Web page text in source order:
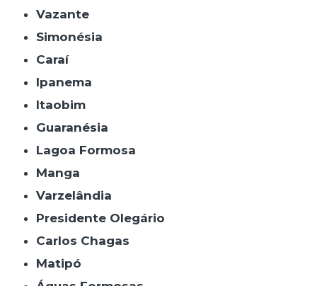
Vazante
Simonésia
Caraí
Ipanema
Itaobim
Guaranésia
Lagoa Formosa
Manga
Varzelândia
Presidente Olegário
Carlos Chagas
Matipó